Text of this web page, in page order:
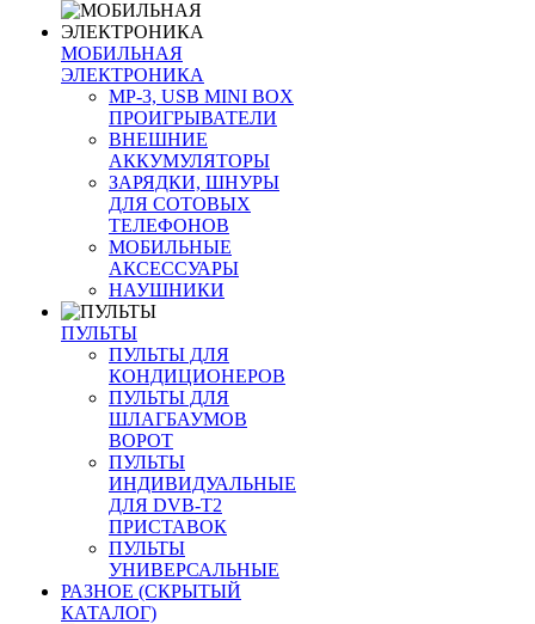
МОБИЛЬНАЯ
ЭЛЕКТРОНИКА
MP-3, USB MINI BOX
ПРОИГРЫВАТЕЛИ
ВНЕШНИЕ
АККУМУЛЯТОРЫ
ЗАРЯДКИ, ШНУРЫ
ДЛЯ СОТОВЫХ
ТЕЛЕФОНОВ
МОБИЛЬНЫЕ
АКСЕССУАРЫ
НАУШНИКИ
ПУЛЬТЫ
ПУЛЬТЫ ДЛЯ
КОНДИЦИОНЕРОВ
ПУЛЬТЫ ДЛЯ
ШЛАГБАУМОВ
ВОРОТ
ПУЛЬТЫ
ИНДИВИДУАЛЬНЫЕ
ДЛЯ DVB-T2
ПРИСТАВОК
ПУЛЬТЫ
УНИВЕРСАЛЬНЫЕ
РАЗНОЕ (СКРЫТЫЙ
КАТАЛОГ)